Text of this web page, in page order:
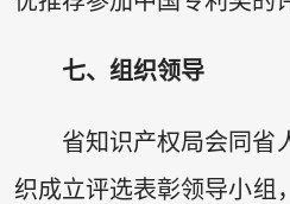
七、组织领导
省知识产权局会同省
织成立评选表彰领导小组